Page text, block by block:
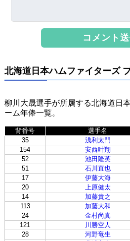
北海道日本ハムファイターズ
柳川大晟選手が所属する北海道日
ーム年俸一覧。
背番号 選手名
35
浅利太門
154
安西叶翔
52
池田隆英
51
石川直也
17
伊藤大海
20
上原健太
14
加藤貴之
113
加藤大和
24
金村尚真
121
川勝空人
28
河野竜生